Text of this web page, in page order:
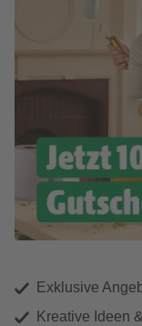
Exklusive
Kreative Ideen